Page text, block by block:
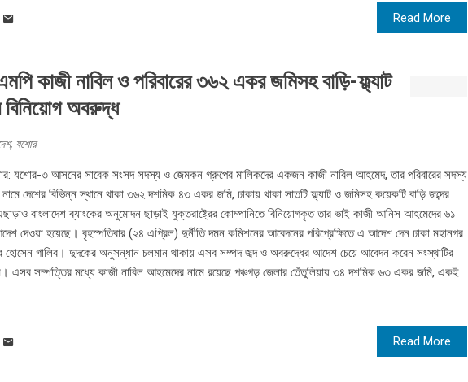
Read More
কাজী নাবিল ও পরিবারের ৩৬২ একর জমিসহ বাড়ি-ফ্ল্যাট
বিনিয়োগ অবরুদ্ধ
, যশোর
যশোর-৩ আসনের সাবেক সংসদ সদস্য ও জেমকন গ্রুপের মালিকদের একজন কাজী নাবিল আহমেদ, তার পরিবারের সদস্য
নামে দেশের বিভিন্ন স্থানে থাকা ৩৬২ দশমিক ৪৩ একর জমি, ঢাকায় থাকা সাতটি ফ্ল্যাট ও জমিসহ কয়েকটি বাড়ি জব্দের
বাংলাদেশ ব্যাংকের অনুমোদন ছাড়াই যুক্তরাষ্ট্রের কোম্পানিতে বিনিয়োগকৃত তার ভাই কাজী আনিস আহমেদের ৬১
দেওয়া হয়েছে। বৃহস্পতিবার (২৪ এপ্রিল) দুর্নীতি দমন কমিশনের আবেদনের পরিপ্রেক্ষিতে এ আদেশ দেন ঢাকা মহানগর
হোসেন গালিব। দুদকের অনুসন্ধান চলমান থাকায় এসব সম্পদ জব্দ ও অবরুদ্ধের আদেশ চেয়ে আবেদন করেন সংস্থাটির
এসব সম্পত্তির মধ্যে কাজী নাবিল আহমেদের নামে রয়েছে পঞ্চগড় জেলার তেঁতুলিয়ায় ৩৪ দশমিক ৬৩ একর জমি, একই
Read More